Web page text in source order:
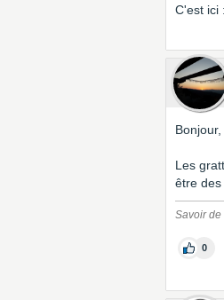
C'est ici :
Bonjour,
Les
être
Savoir de
0